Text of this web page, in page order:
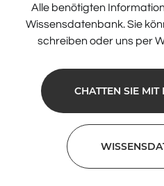
Alle benötigten
Wissensdatenbank. Sie
schreiben oder uns per
CHATTEN SIE